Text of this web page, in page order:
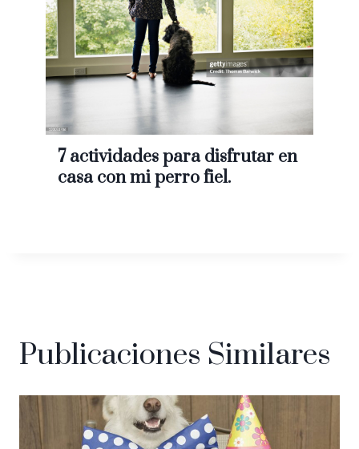
7 actividades para disfrutar en
casa con mi perro fiel.
Publicaciones Similares